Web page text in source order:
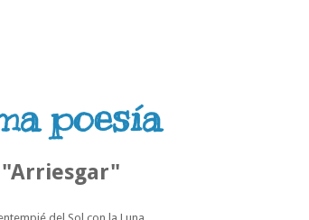
poesía
"Arriesgar"